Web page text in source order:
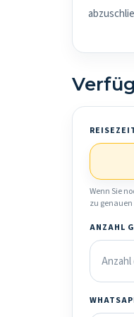
Wenn Sie
zu
ANZAHL